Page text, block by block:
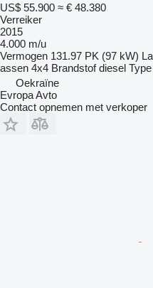
US$ 55.900 ≈ € 48.380
Verreiker
2015
4.000 m/u
Vermogen 131.97 PK (97 kW)
assen 4x4 Brandstof diesel
Oekraïne
Evropa Avto
Contact opnemen met verkoper